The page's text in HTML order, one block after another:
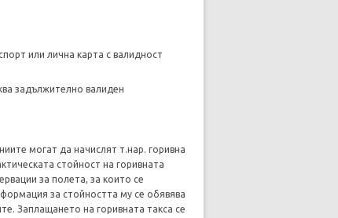
или лична карта с валидност
задължително валиден
могат да начислят т.нар. горивна
стойност на горивната
за полета, за които се
за стойността му се обявява
Заплащането на горивната такса се